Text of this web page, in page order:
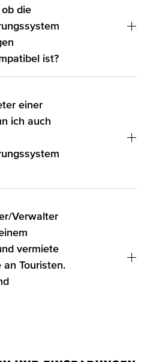
die
ist?
einer
ich auch
Verwalter
vermiete
Touristen.